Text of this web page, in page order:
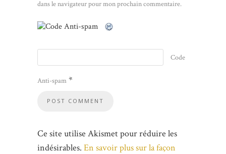
dans le navigateur pour mon prochain commentaire.
Code
Anti-spam *
Ce site utilise Akismet pour réduire les
indésirables. En savoir plus sur la façon